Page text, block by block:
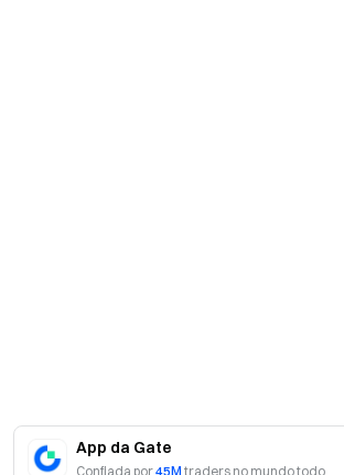
App da Gate
Confiada por45M traders no mundo todo